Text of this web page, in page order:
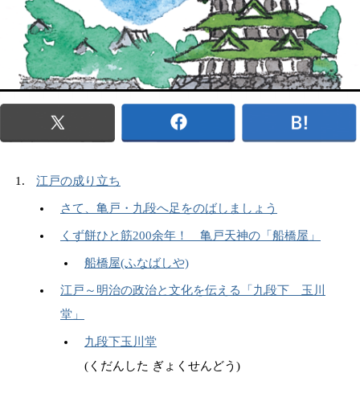
江戸の成り立ち
さて、亀戸・九段へ足をのばしましょう
くず餅ひと筋200余年！ 亀戸天神の「船橋屋」
船橋屋(ふなばしや)
江戸～明治の政治と文化を伝える「九段下 玉川
堂」
九段下玉川堂
(くだんした ぎょくせんどう)